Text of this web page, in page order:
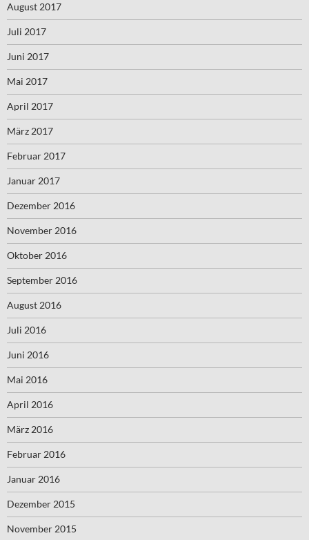
August 2017
Juli 2017
Juni 2017
Mai 2017
April 2017
März 2017
Februar 2017
Januar 2017
Dezember 2016
November 2016
Oktober 2016
September 2016
August 2016
Juli 2016
Juni 2016
Mai 2016
April 2016
März 2016
Februar 2016
Januar 2016
Dezember 2015
November 2015